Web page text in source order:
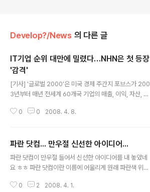
Develop?/News 의 다른 글
IT기업 순위 대만에 밀렸다…NHN은 첫 등장
'감격'
[기사] '글로벌 2000'은 미국 경제 주간지 포브스가 200
3년부터 매년 전세계 60개국 기업의 매출, 이익, 자산, 시
업들의 경쟁력을 한눈에 파악할 수 있는 지표인데, NHN이
위에 진입했다는 점은 두드러진 변화다. 비록 구글의 213
위에 비하면 아직 비교가 어렵지만 일단 첫 진입이라는데
의미가 있다." 라고 써 있네요 ^^ 일단 2000위 안에 올랐
리수 순위에 머지 않은 시일에 들었으면 좋겠다는 생각이
0 0 2008. 4. 8.
파란 닷컴... 만우절 신선한 아이디어...
파란 닷컴이 만우절 들어서 신선한 아이디어를 내 놓았네
요 ㅎㅎ 파란 닷컴이란 이름에 어울리게 원래 파란색 위주
래와 같이 변해 있었습니다. 로고에 마우스를 올리면 뻥이
0 2 2008. 4. 1.